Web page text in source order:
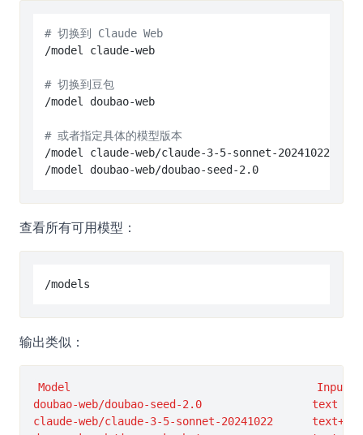
# 切换到 Claude Web
/model claude-web
# 切换到豆包
/model doubao-web
# 或者指定具体的模型版本
/model claude-web/claude-3-5-sonnet-20241022
查看所有可用模型：
输出类似：
Model                                      Input
doubao-web/doubao-seed-2.0                 text
claude-web/claude-3-5-sonnet-20241022